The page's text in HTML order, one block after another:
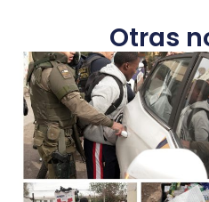
Otras